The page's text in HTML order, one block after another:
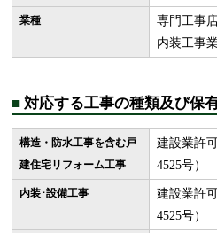
業種
専門工事
内装工事
■対応する工事の種類及び保
構造・防水工事を含む戸
建住宅リフォーム工事
建設業許
4525号）
内装･設備工事
建設業許
4525号）